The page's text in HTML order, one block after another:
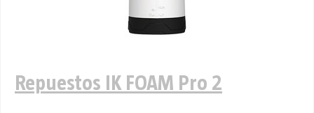
Repuestos IK FOAM Pro 2